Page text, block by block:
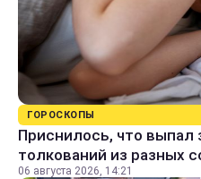
ГОРОСКОПЫ
Приснилось, что выпал
толкований из разных
06 августа 2026, 14:21